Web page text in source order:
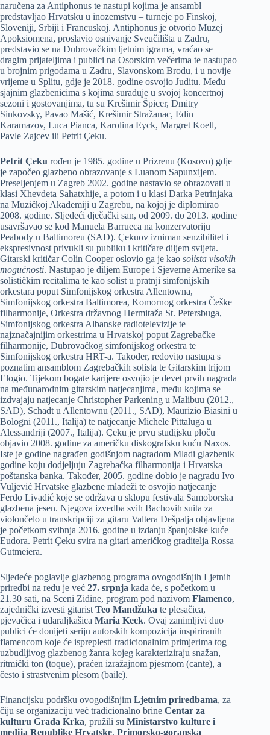
naručena za Antiphonus te nastupi kojima je ansambl
predstavljao Hrvatsku u inozemstvu – turneje po Finskoj,
Sloveniji, Srbiji i Francuskoj. Antiphonus je otvorio Muzej
Apoksiomena, proslavio osnivanje Sveučilišta u Zadru,
predstavio se na Dubrovačkim ljetnim igrama, vraćao se
dragim prijateljima i publici na Osorskim večerima te nastupao
u brojnim prigodama u Zadru, Slavonskom Brodu, i u novije
vrijeme u Splitu, gdje je 2018. godine osvojio Juditu. Među
sjajnim glazbenicima s kojima surađuje u svojoj koncertnoj
sezoni i gostovanjima, tu su Krešimir Špicer, Dmitry
Sinkovsky, Pavao Mašić, Krešimir Stražanac, Edin
Karamazov, Luca Pianca, Karolina Eyck, Margret Koell,
Pavle Zajcev ili Petrit Çeku.
Petrit Çeku rođen je 1985. godine u Prizrenu (Kosovo) gdje
je započeo glazbeno obrazovanje s Luanom Sapunxijem.
Preseljenjem u Zagreb 2002. godine nastavio se obrazovati u
klasi Xhevdeta Sahatxhije, a potom i u klasi Darka Petrinjaka
na Muzičkoj Akademiji u Zagrebu, na kojoj je diplomirao
2008. godine. Sljedeći dječački san, od 2009. do 2013. godine
usavršavao se kod Manuela Barrueca na konzervatoriju
Peabody u Baltimoreu (SAD). Çekuov izniman senzibilitet i
ekspresivnost privukli su publiku i kritičare diljem svijeta.
Gitarski kritičar Colin Cooper oslovio ga je kao solista visokih
mogućnosti. Nastupao je diljem Europe i Sjeverne Amerike sa
solističkim recitalima te kao solist u pratnji simfonijskih
orkestara poput Simfonijskog orkestra Allentowna,
Simfonijskog orkestra Baltimorea, Komornog orkestra Češke
filharmonije, Orkestra državnog Hermitaža St. Petersbuga,
Simfonijskog orkestra Albanske radiotelevizije te
najznačajnijim orkestrima u Hrvatskoj poput Zagrebačke
filharmonije, Dubrovačkog simfonijskog orkestra te
Simfonijskog orkestra HRT-a. Također, redovito nastupa s
poznatim ansamblom Zagrebačkih solista te Gitarskim trijom
Elogio. Tijekom bogate karijere osvojio je devet prvih nagrada
na međunarodnim gitarskim natjecanjima, među kojima se
izdvajaju natjecanje Christopher Parkening u Malibuu (2012.,
SAD), Schadt u Allentownu (2011., SAD), Maurizio Biasini u
Bologni (2011., Italija) te natjecanje Michele Pittaluga u
Alessandriji (2007., Italija). Çeku je prvu studijsku ploču
objavio 2008. godine za američku diskografsku kuću Naxos.
Iste je godine nagrađen godišnjom nagradom Mladi glazbenik
godine koju dodjeljuju Zagrebačka filharmonija i Hrvatska
poštanska banka. Također, 2005. godine dobio je nagradu Ivo
Vuljević Hrvatske glazbene mladeži te osvojio natjecanje
Ferdo Livadić koje se održava u sklopu festivala Samoborska
glazbena jesen. Njegova izvedba svih Bachovih suita za
violončelo u transkripciji za gitaru Valtera Dešpalja objavljena
je početkom svibnja 2016. godine u izdanju španjolske kuće
Eudora. Petrit Çeku svira na gitari američkog graditelja Rossa
Gutmeiera.
Sljedeće poglavlje glazbenog programa ovogodišnjih Ljetnih
priredbi na redu je već 27. srpnja kada će, s početkom u
21.30 sati, na Sceni Zidine, program pod nazivom Flamenco,
zajednički izvesti gitarist Teo Mandžuka te plesačica,
pjevačica i udaraljkašica Maria Keck. Ovaj zanimljivi duo
publici će donijeti seriju autorskih kompozicija inspiriranih
flamencom koje će ispreplesti tradicionalnim primjerima tog
uzbudljivog glazbenog žanra kojeg karakteriziraju snažan,
ritmički ton (toque), praćen izražajnom pjesmom (cante), a
često i strastvenim plesom (baile).
Financijsku podršku ovogodišnjim Ljetnim priredbama, za
čiju se organizaciju već tradicionalno brine Centar za
kulturu Grada Krka, pružili su Ministarstvo kulture i
medija Republike Hrvatske, Primorsko-goranska